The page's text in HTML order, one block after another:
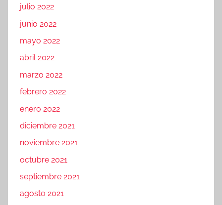
julio 2022
junio 2022
mayo 2022
abril 2022
marzo 2022
febrero 2022
enero 2022
diciembre 2021
noviembre 2021
octubre 2021
septiembre 2021
agosto 2021